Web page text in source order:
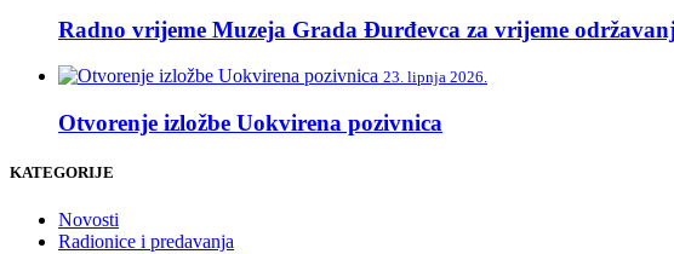
Radno vrijeme Muzeja Grada Đurđevca za vrijeme
23. lipnja 2026.
Otvorenje izložbe Uokvirena pozivnica
KATEGORIJE
Novosti
Radionice i predavanja